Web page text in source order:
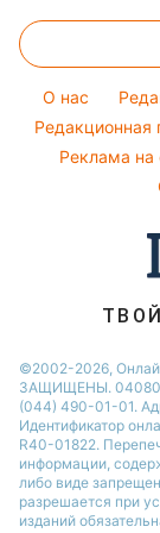
Новости
Новости
Новости
Советы от
Женские
Комнатные
Уборка
Авто
Денежная
Тарифы
Курс валют
O нас
Редакционная
Реклама на
©2002-2026,
ЗАЩИЩЕНЫ. 04080,
(044) 490-01-01.
Идентификатор
R40-01822.
информации,
либо виде
разрешается при
изданий